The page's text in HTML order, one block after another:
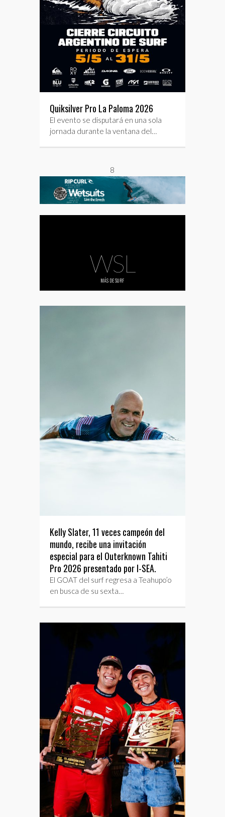
Quiksilver Pro La Paloma 2026
El evento se disputará en una sola
jornada durante la ventana del…
8
WSL
MÁS DESURF
Kelly Slater, 11 veces campeón del
mundo, recibe una invitación
especial para el Outerknown Tahiti
Pro 2026 presentado por I-SEA.
El GOAT del surf regresa a Teahupo’o
en busca de su sexta…